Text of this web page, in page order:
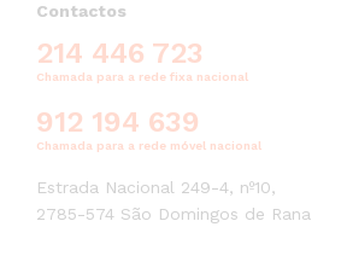
Contactos
214 446 723
Chamada para a rede fixa nacional
912 194 639
Chamada para a rede móvel nacional
Estrada Nacional 249-4, nº10,
2785-574 São Domingos de Rana